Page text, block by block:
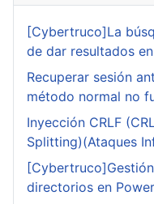
[Cybertruco]La
de dar resultados
Recuperar sesión
método normal no
Inyección CRLF
Splitting)(Ataques
directorios en